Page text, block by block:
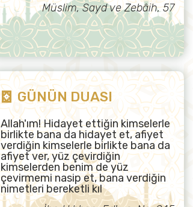
Müslim, Sayd ve Zebâih, 57
GÜNÜN DUASI
Allah'ım! Hidayet ettiğin kimselerle
birlikte bana da hidayet et, afiyet
verdiğin kimselerle birlikte bana da
afiyet ver, yüz çevirdiğin
kimselerden benim de yüz
çevirmemi nasip et, bana verdiğin
nimetleri bereketli kıl